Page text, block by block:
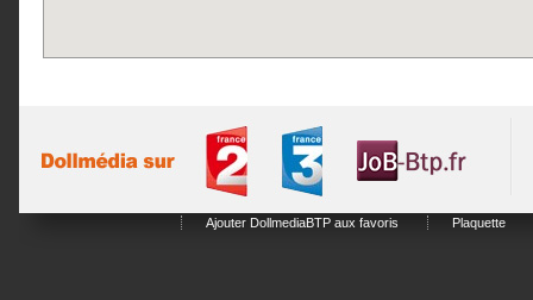
Ajouter DollmediaBTP aux favoris Plaquette